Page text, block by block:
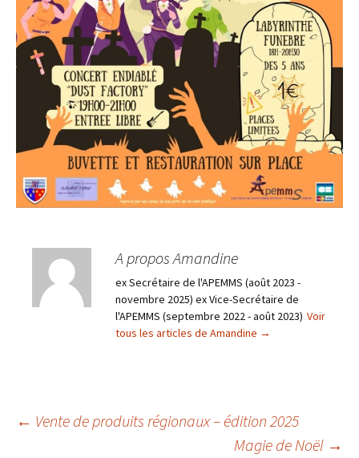
A propos Amandine
ex Secrétaire de l'APEMMS (août 2023 -
novembre 2025) ex Vice-Secrétaire de
l'APEMMS (septembre 2022 - août 2023) Voir
tous les articles de Amandine →
Navigation
← Vente de produits régionaux – édition 2025
Magie de Noël →